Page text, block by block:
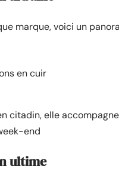
marque, voici un
en cuir
citadin, elle
end
ultime